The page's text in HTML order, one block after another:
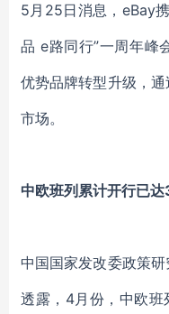
5月25日消息，eBay
品 e路同行”一周年峰
优势品牌转型升级，
市场。
中欧班列累计开行已达
中国国家发改委政策
透露， 4月份，中欧班